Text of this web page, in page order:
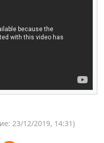
23/12/2019, 14:31)